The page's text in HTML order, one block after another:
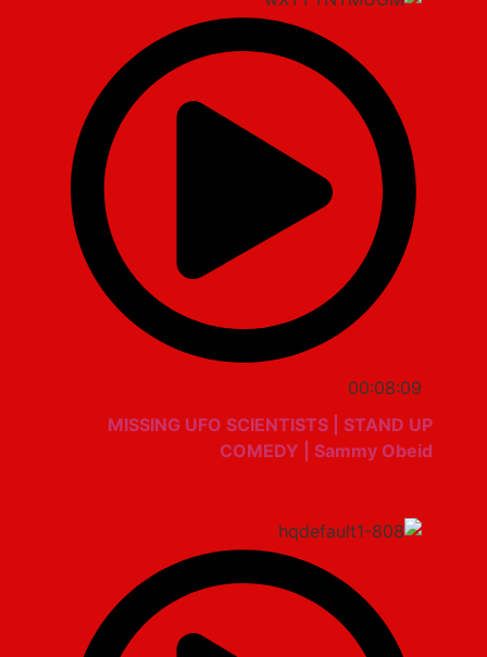
00:08:09
MISSING UFO SCIENTISTS | STAND UP
COMEDY | Sammy Obeid